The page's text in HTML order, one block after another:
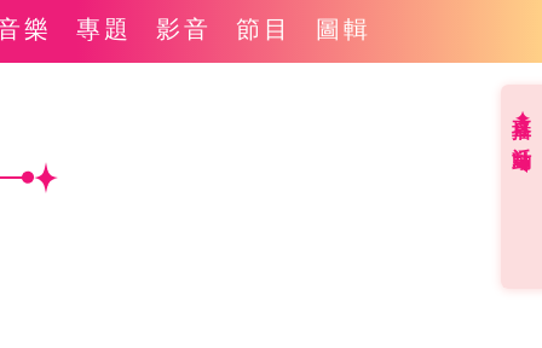
樂 專題 影音 節目 圖輯
直播✦活動